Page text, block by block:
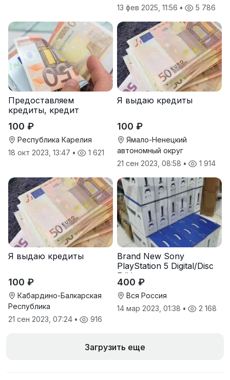
13 фев 2025, 11:56 • 5 786
Предоставляем
кредиты, кредит
100 ₽
Республика Карелия
18 окт 2023, 13:47 • 1 621
Я выдаю кредиты
100 ₽
Ямало-Ненецкий
автономный округ
21 сен 2023, 08:58 • 1 914
Я выдаю кредиты
100 ₽
Кабардино-Балкарская
Республика
21 сен 2023, 07:24 • 916
Brand New Sony
PlayStation 5 Digital/Disc
Edition
400 ₽
Вся Россия
14 мар 2023, 01:38 • 2 168
Загрузить еще